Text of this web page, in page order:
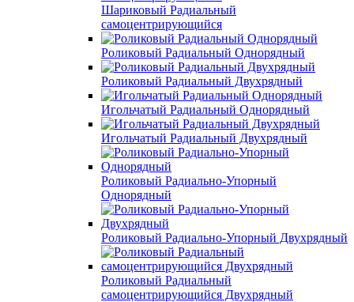
Шариковый Радиальный
самоцентрирующийся
Роликовый Радиальный Однорядный
Роликовый Радиальный Двухрядный
Игольчатый Радиальный Однорядный
Игольчатый Радиальный Двухрядный
Роликовый Радиально-Упорный
Однорядный
Роликовый Радиально-Упорный Двухрядный
Роликовый Радиальный
самоцентрирующийся Двухрядный